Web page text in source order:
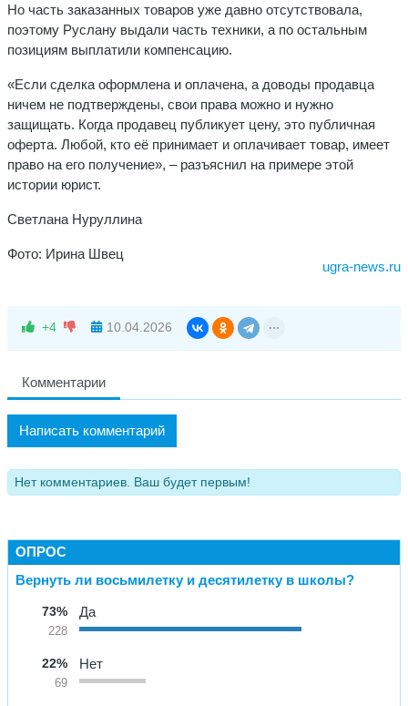
Но часть заказанных товаров уже давно отсутствовала,
поэтому Руслану выдали часть техники, а по остальным
позициям выплатили компенсацию.
«Если сделка оформлена и оплачена, а доводы продавца
ничем не подтверждены, свои права можно и нужно
защищать. Когда продавец публикует цену, это публичная
оферта. Любой, кто её принимает и оплачивает товар, имеет
право на его получение», – разъяснил на примере этой
истории юрист.
Светлана Нуруллина
Фото: Ирина Швец
ugra-news.ru
+4 10.04.2026
Комментарии
Написать комментарий
Нет комментариев. Ваш будет первым!
ОПРОС
Вернуть ли восьмилетку и десятилетку в школы?
73%
228
Да
22%
69
Нет